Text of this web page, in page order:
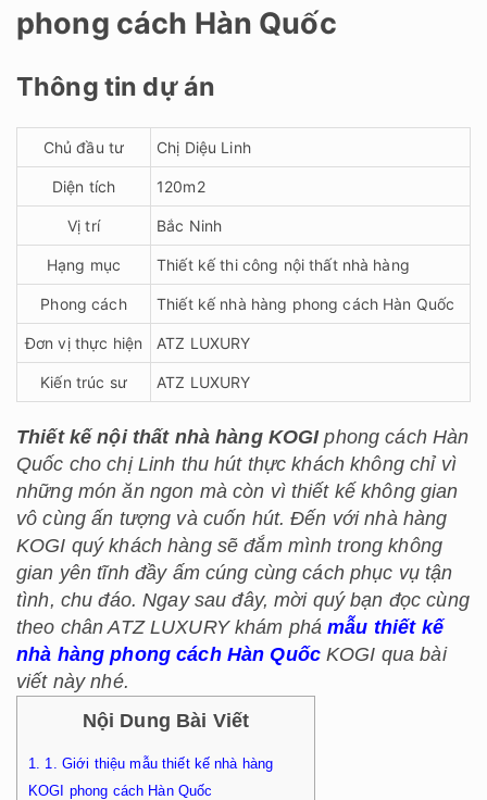
phong cách Hàn Quốc
Thông tin dự án
Chủ đầu tư Chị Diệu Linh
Diện tích 120m2
Vị trí Bắc Ninh
Hạng mục Thiết kế thi công nội thất nhà hàng
Phong cách Thiết kế nhà hàng phong cách Hàn Quốc
Đơn vị thực hiện ATZ LUXURY
Kiến trúc sư ATZ LUXURY
Thiết kế nội thất nhà hàng KOGIphong cách Hàn
Quốc cho chị Linh thu hút thực khách không chỉ vì
những món ăn ngon mà còn vì thiết kế không gian
vô cùng ấn tượng và cuốn hút. Đến với nhà hàng
KOGI quý khách hàng sẽ đắm mình trong không
gian yên tĩnh đầy ấm cúng cùng cách phục vụ tận
tình, chu đáo. Ngay sau đây, mời quý bạn đọc cùng
theo chân ATZ LUXURY khám phámẫu thiết kế
nhà hàng phong cách Hàn QuốcKOGI qua bài
viết này nhé.
Nội Dung Bài Viết
1.
1. Giới thiệu mẫu thiết kế nhà hàng
KOGI phong cách Hàn Quốc